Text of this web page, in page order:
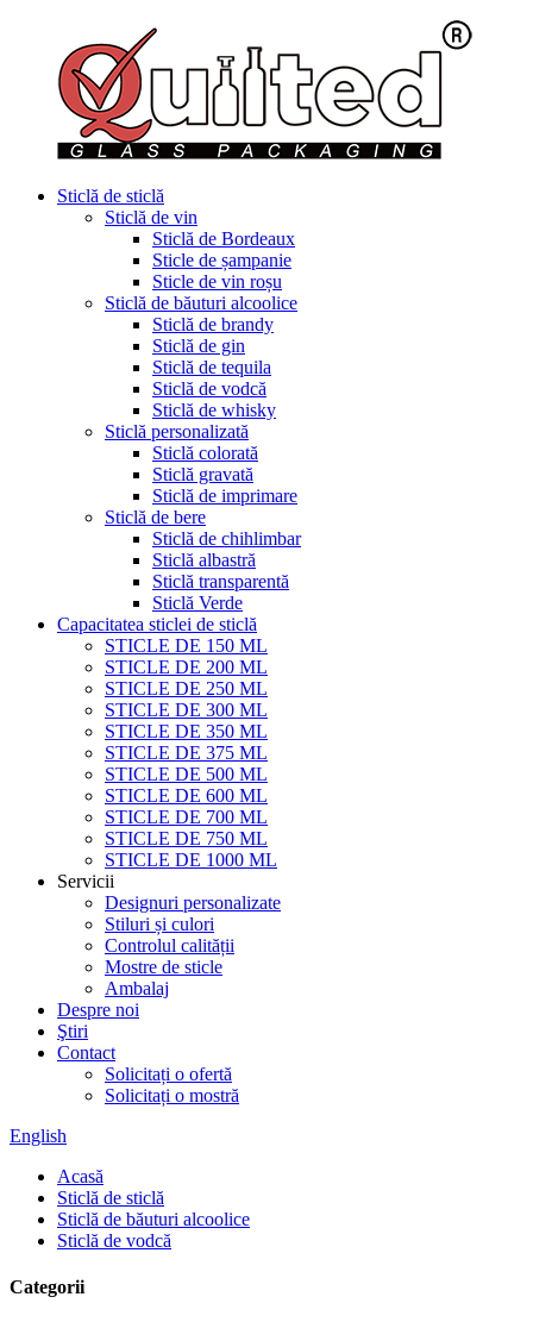
Sticlă de sticlă
Sticlă de vin
Sticlă de Bordeaux
Sticle de șampanie
Sticle de vin roșu
Sticlă de băuturi alcoolice
Sticlă de brandy
Sticlă de gin
Sticlă de tequila
Sticlă de vodcă
Sticlă de whisky
Sticlă personalizată
Sticlă colorată
Sticlă gravată
Sticlă de imprimare
Sticlă de bere
Sticlă de chihlimbar
Sticlă albastră
Sticlă transparentă
Sticlă Verde
Capacitatea sticlei de sticlă
STICLE DE 150 ML
STICLE DE 200 ML
STICLE DE 250 ML
STICLE DE 300 ML
STICLE DE 350 ML
STICLE DE 375 ML
STICLE DE 500 ML
STICLE DE 600 ML
STICLE DE 700 ML
STICLE DE 750 ML
STICLE DE 1000 ML
Servicii
Designuri personalizate
Stiluri și culori
Controlul calității
Mostre de sticle
Ambalaj
Despre noi
Ştiri
Contact
Solicitați o ofertă
Solicitați o mostră
English
Acasă
Sticlă de sticlă
Sticlă de băuturi alcoolice
Sticlă de vodcă
Categorii